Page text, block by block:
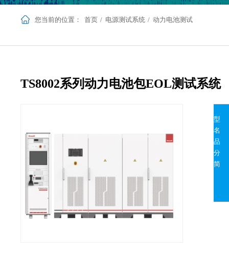
您当前的位置： 首页 / 电源测试系统 / 动力电池测试
TS8002系列动力电池包EOL测试系统
型
名
品
分
简